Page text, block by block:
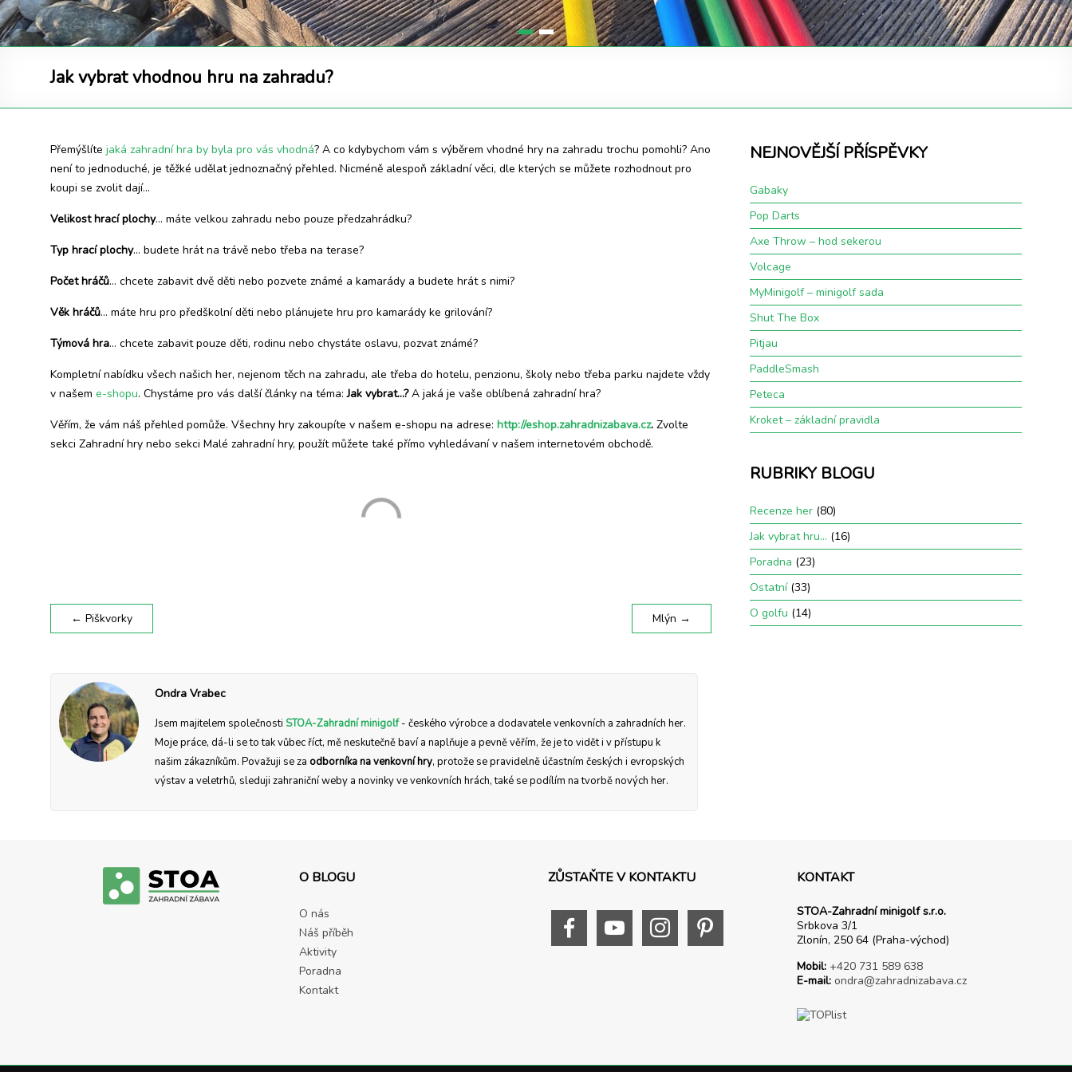
Jak vybrat vhodnou hru na zahradu?
Přemýšlíte jaká zahradní hra by byla pro vás vhodná? A co kdybychom vám s výběrem vhodné hry na zahradu trochu pomohli? Ano
není to jednoduché, je těžké udělat jednoznačný přehled. Nicméně alespoň základní věci, dle kterých se můžete rozhodnout pro
koupi se zvolit dají…
Velikost hrací plochy… máte velkou zahradu nebo pouze předzahrádku?
Typ hrací plochy… budete hrát na trávě nebo třeba na terase?
Počet hráčů… chcete zabavit dvě děti nebo pozvete známé a kamarády a budete hrát s nimi?
Věk hráčů… máte hru pro předškolní děti nebo plánujete hru pro kamarády ke grilování?
Týmová hra… chcete zabavit pouze děti, rodinu nebo chystáte oslavu, pozvat známé?
Kompletní nabídku všech našich her, nejenom těch na zahradu, ale třeba do hotelu, penzionu, školy nebo třeba parku najdete vždy
v našem e-shopu. Chystáme pro vás další články na téma:Jak vybrat…?A jaká je vaše oblíbená zahradní hra?
Věřím, že vám náš přehled pomůže. Všechny hry zakoupíte v našem e-shopu na adrese: http://eshop.zahradnizabava.cz. Zvolte
sekci Zahradní hry nebo sekci Malé zahradní hry, použít můžete také přímo vyhledávaní v našem internetovém obchodě.
← Piškvorky Mlýn →
Ondra Vrabec
Jsem majitelem společnosti STOA-Zahradní minigolf- českého výrobce a dodavatele venkovních a zahradních her.
Moje práce, dá-li se to tak vůbec říct, mě neskutečně baví a naplňuje a pevně věřím, že je to vidět i v přístupu k
našim zákazníkům. Považuji se za odborníka na venkovní hry, protože se pravidelně účastním českých i evropských
výstav a veletrhů, sleduji zahraniční weby a novinky ve venkovních hrách, také se podílím na tvorbě nových her.
NEJNOVĚJŠÍ PŘÍSPĚVKY
Gabaky
Pop Darts
Axe Throw – hod sekerou
Volcage
MyMinigolf – minigolf sada
Shut The Box
Pitjau
PaddleSmash
Peteca
Kroket – základní pravidla
RUBRIKY BLOGU
Recenze her(80)
Jak vybrat hru… (16)
Poradna (23)
Ostatní(33)
O golfu (14)
O BLOGU
O nás
Náš příběh
Aktivity
Poradna
Kontakt
ZŮSTAŇTE V KONTAKTU KONTAKT
STOA-Zahradní minigolf s.r.o.
Srbkova 3/1
Zlonín, 250 64 (Praha-východ)
Mobil: +420 731 589 638
E-mail: ondra@zahradnizabava.cz